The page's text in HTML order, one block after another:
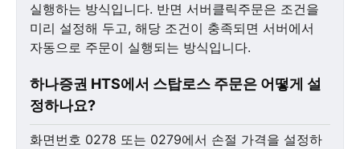
실행하는 방식입니다. 반면 서버클릭주문은 조건을
미리 설정해 두고, 해당 조건이 충족되면 서버에서
자동으로 주문이 실행되는 방식입니다.
하나증권 HTS에서 스탑로스 주문은 어떻게 설
정하나요?
화면번호 0278 또는 0279에서 손절 가격을 설정하